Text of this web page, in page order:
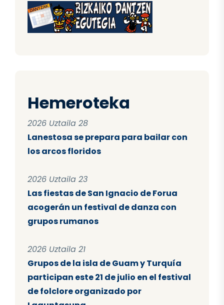
Hemeroteka
2026 Uztaila 28
Lanestosa se prepara para bailar con
los arcos floridos
2026 Uztaila 23
Las fiestas de San Ignacio de Forua
acogerán un festival de danza con
grupos rumanos
2026 Uztaila 21
Grupos de la isla de Guam y Turquía
participan este 21 de julio en el festival
de folclore organizado por